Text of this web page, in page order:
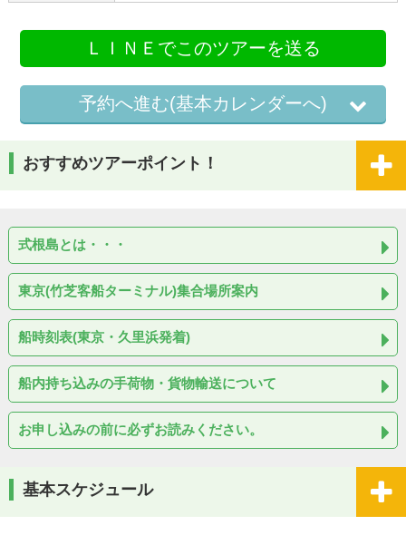
ＬＩＮＥでこのツアーを送る
予約へ進む(基本カレンダーへ)
おすすめツアーポイント！
式根島とは・・・
東京(竹芝客船ターミナル)集合場所案内
船時刻表(東京・久里浜発着)
船内持ち込みの手荷物・貨物輸送について
お申し込みの前に必ずお読みください。
基本スケジュール